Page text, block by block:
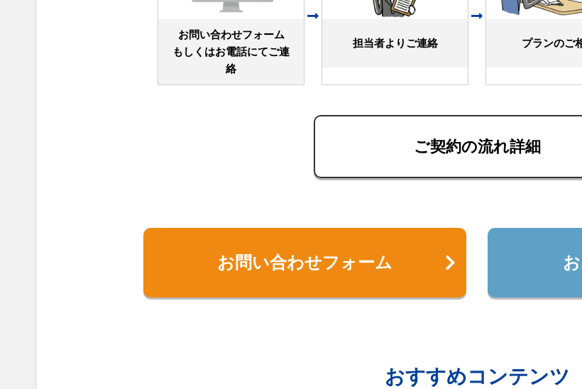
お問い合わせフォーム
もしくはお電話にてご連
絡
担当者よりご連絡 プランのご
ご契約の流れ詳細
お問い合わせフォーム
おすすめコンテンツ